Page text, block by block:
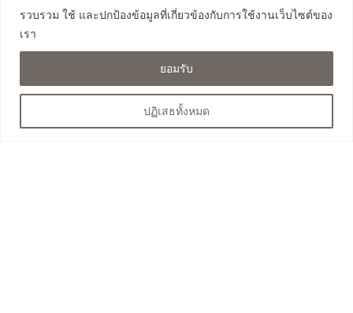
รวบรวม ใช้ และปกป้องข้อมูลที่เกี่ยวข้องกับการใช้งานเว็บไซต์ของ
เรา
ปฏิเสธทั้งหมด
ยอมรับ
โกดังคลอง 3 ธัญบุรี (เฟส 2)
โกดังถนนเลียบวงแหวน คลองหลวง
ติดต่อสอบถาม